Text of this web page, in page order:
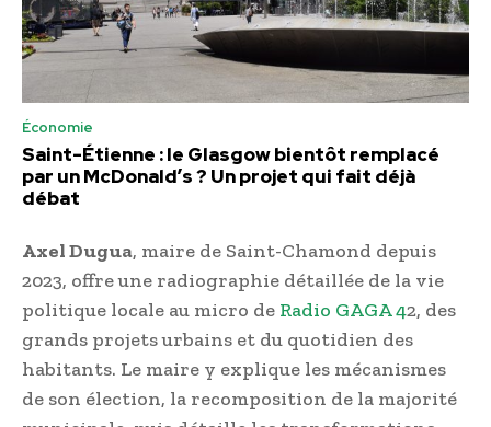
Économie
Saint-Étienne : le Glasgow bientôt remplacé
par un McDonald’s ? Un projet qui fait déjà
débat
Axel Dugua, maire de Saint-Chamond depuis
2023, offre une radiographie détaillée de la vie
politique locale au micro de Radio GAGA 42, des
grands projets urbains et du quotidien des
habitants. Le maire y explique les mécanismes
de son élection, la recomposition de la majorité